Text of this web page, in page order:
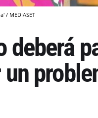
/ MEDIASET
deberá